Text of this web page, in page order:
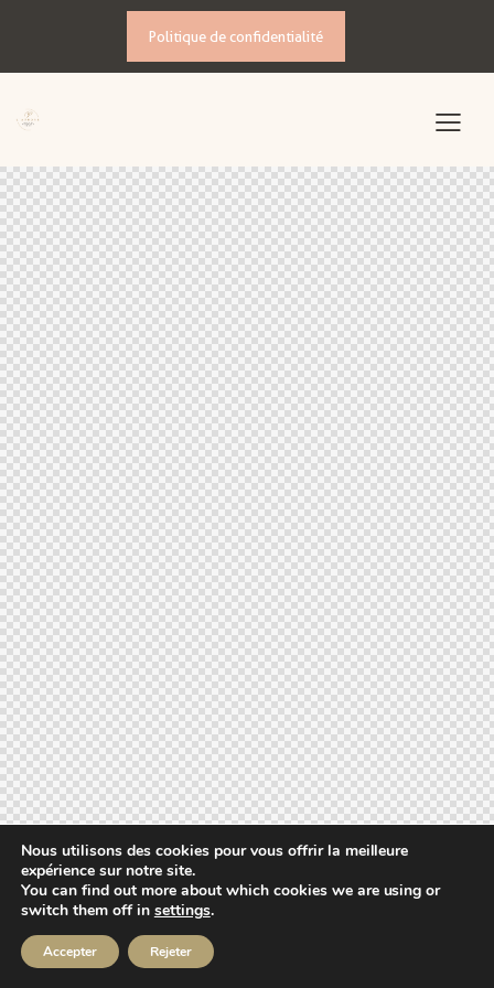
Politique de confidentialité
Nous utilisons des cookies pour vous offrir la meilleure
expérience sur notre site.
You can find out more about which cookies we are using or
switch them off in settings.
Accepter Rejeter